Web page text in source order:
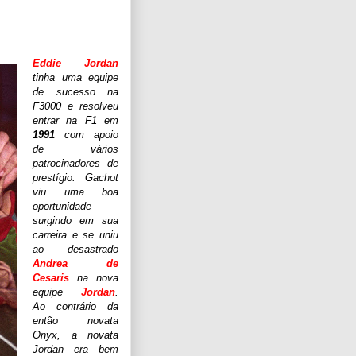
Eddie Jordan
tinha uma equipe
de sucesso na
F3000 e resolveu
entrar na F1 em
1991 com apoio
de vários
patrocinadores de
prestígio. Gachot
viu uma boa
oportunidade
surgindo em sua
carreira e se uniu
ao desastrado
Andrea de
Cesaris na nova
equipe Jordan.
Ao contrário da
então novata
Onyx, a novata
Jordan era bem